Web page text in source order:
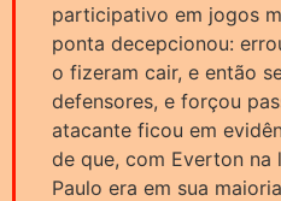
participativo em jogos
ponta decepcionou:
o fizeram cair, e então
defensores, e forçou
atacante ficou em
de que, com Everton na
Paulo era em sua